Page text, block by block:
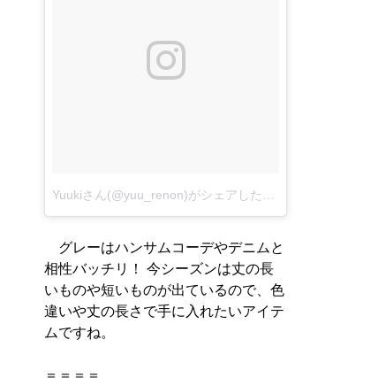
Yuukiさん(@yuu_renon)がシェアした投稿
グレーはハンサムコーデやデニムと
相性バッチリ！ 今シーズンは丈の長
いものや短いものが出ているので、色
違いや丈の長さで手に入れたいアイテ
ムですね。